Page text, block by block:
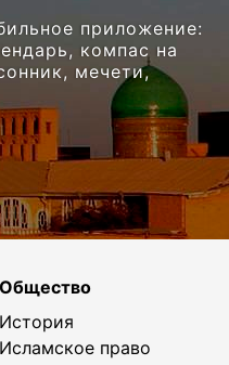
приложение:
компас на
мечети,
Общество
История
Исламское право